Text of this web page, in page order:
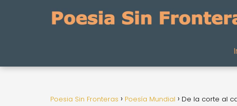
Poesia Sin Fronteras Poesía Mundial De la corte al